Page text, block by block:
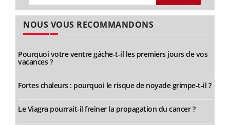
NOUS VOUS RECOMMANDONS
Pourquoi votre ventre gâche-t-il les premiers jours de vos
vacances ?
Fortes chaleurs : pourquoi le risque de noyade grimpe-t-il ?
Le Viagra pourrait-il freiner la propagation du cancer ?